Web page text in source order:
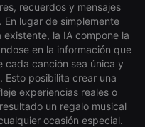
recuerdos y mensajes
lugar de simplemente
la IA compone la
en la información que
cada canción sea única y
Esto posibilita crear una
experiencias reales o
un regalo musical
ocasión especial.